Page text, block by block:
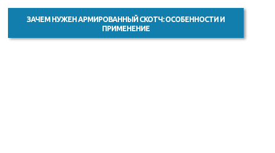
ЗАЧЕМ НУЖЕН АРМИРОВАННЫЙ СКОТЧ: ОСОБЕННОСТИ И
ПРИМЕНЕНИЕ